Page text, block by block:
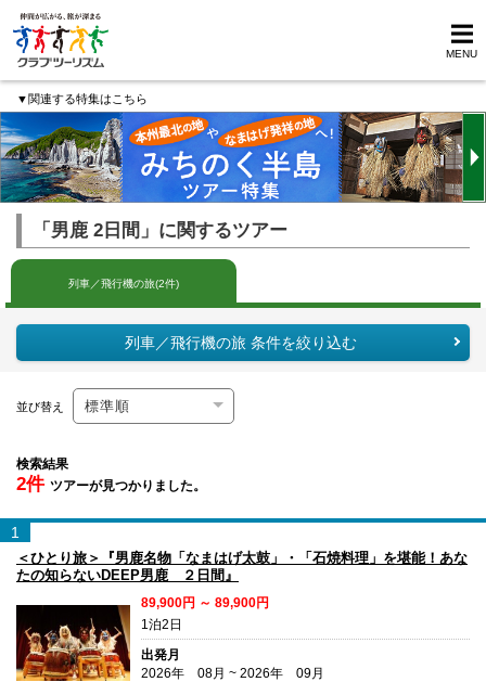
MENU
▼関連する特集はこちら
「男鹿 2日間」に関するツアー
列車／飛行機の旅(2件)
列車／飛行機の旅 条件を絞り込む
並び替え
検索結果
2件 ツアーが見つかりました。
1
＜ひとり旅＞『男鹿名物「なまはげ太鼓」・「石焼料理」を堪能！あな
たの知らないDEEP男鹿 ２日間』
89,900円 ～ 89,900円
1泊2日
出発月
2026年 08月 ~ 2026年 09月